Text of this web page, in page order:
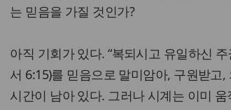
는 믿음을 가질 것인가?
아직 기회가 있다. “복되시고 유일하신
서 6:15)를 믿음으로 말미암아, 구원받
시간이 남아 있다. 그러나 시계는 이미